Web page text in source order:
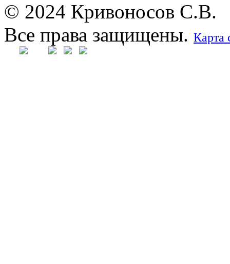
© 2024 Кривоносов С.В.
Все права защищены. Карта